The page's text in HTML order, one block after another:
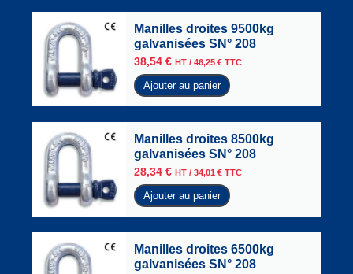
Manilles droites 9500kg
galvanisées SN° 208
38,54 € HT / 46,25 € TTC
Ajouter au panier
Manilles droites 8500kg
galvanisées SN° 208
28,34 € HT / 34,01 € TTC
Ajouter au panier
Manilles droites 6500kg
galvanisées SN° 208